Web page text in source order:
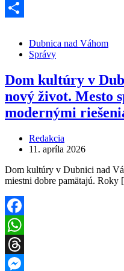
Messenger
Dubnica nad Váhom
Správy
Dom kultúry v
nový život. Mesto
modernými
Redakcia
11. apríla 2026
Dom kultúry v Dubnici nad
miestni dobre pamätajú.
Facebook
WhatsApp
Threads